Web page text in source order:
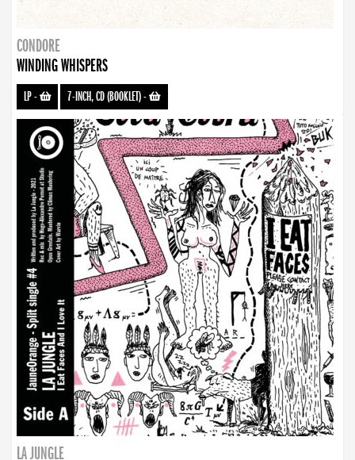
CONDORE
WINDING WHISPERS
LP- 7-INCH, CD (BOOKLET)-
LA JUNGLE